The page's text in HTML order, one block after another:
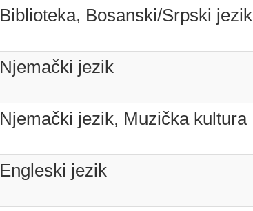
Biblioteka, Bosanski/Srpski jezik
Njemački jezik
Njemački jezik, Muzička kultura
Engleski jezik